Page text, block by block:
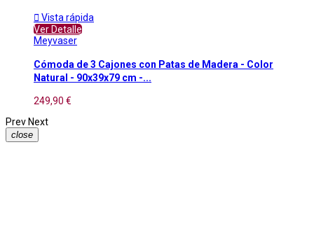
 Vista rápida
Ver Detalle
Meyvaser
Cómoda de 3 Cajones con Patas de Madera - Color
Natural - 90x39x79 cm -...
249,90 €
Prev Next
close